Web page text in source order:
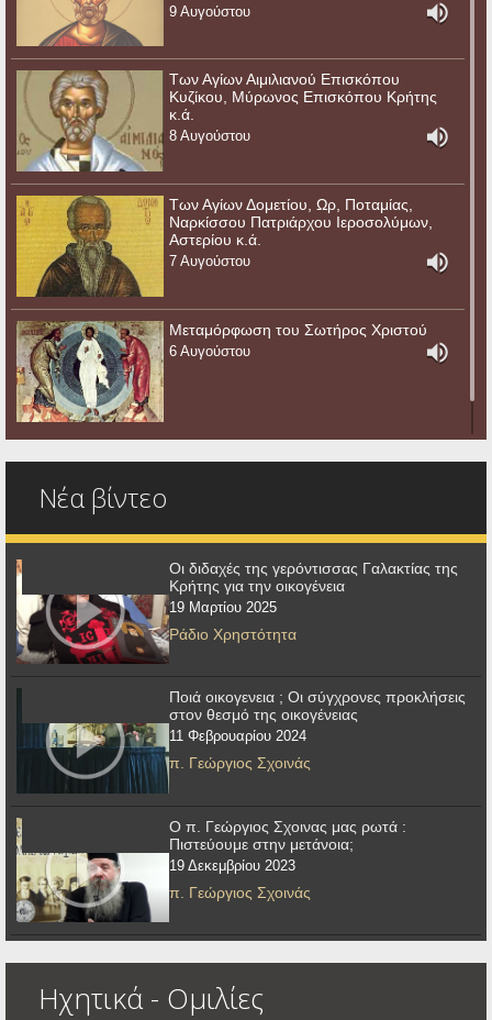
9 Αυγούστου
Των Αγίων Αιμιλιανού Επισκόπου
Κυζίκου, Μύρωνος Επισκόπου Κρήτης
κ.ά.
8 Αυγούστου
Των Αγίων Δομετίου, Ωρ, Ποταμίας,
Ναρκίσσου Πατριάρχου Ιεροσολύμων,
Αστερίου κ.ά.
7 Αυγούστου
Μεταμόρφωση του Σωτήρος Χριστού
6 Αυγούστου
Νέα βίντεο
Οι διδαχές της γερόντισσας Γαλακτίας της
Κρήτης για την οικογένεια
19 Μαρτίου 2025
Ράδιο Χρηστότητα
Ποιά οικογενεια ; Οι σύγχρονες προκλήσεις
στον θεσμό της οικογένειας
11 Φεβρουαρίου 2024
π. Γεώργιος Σχοινάς
Ο π. Γεώργιος Σχοινας μας ρωτά :
Πιστεύουμε στην μετάνοια;
19 Δεκεμβρίου 2023
π. Γεώργιος Σχοινάς
Ηχητικά - Ομιλίες